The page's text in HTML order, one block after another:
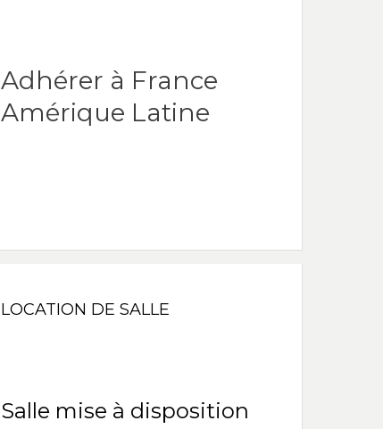
Adhérer à France
Amérique Latine
LOCATION DE SALLE
Salle mise à disposition